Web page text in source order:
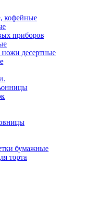
кофейные
приборов
десертные
бумажные
торта